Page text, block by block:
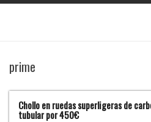
prime
Chollo en ruedas superligeras de
tubular por 450€